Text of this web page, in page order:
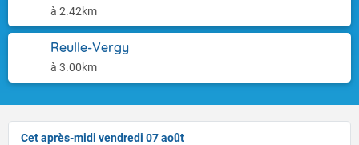
à 2.42km
Reulle-Vergy
à 3.00km
Cet après-midi vendredi 07 août